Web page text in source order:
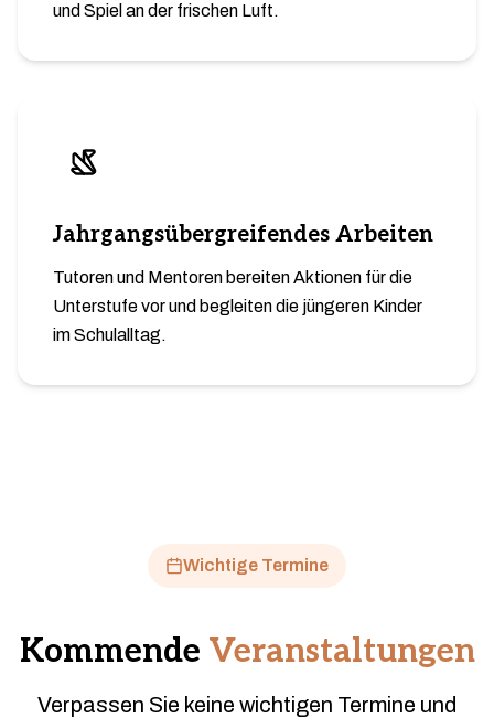
und Spiel an der frischen Luft.
Jahrgangsübergreifendes Arbeiten
Tutoren und Mentoren bereiten Aktionen für die
Unterstufe vor und begleiten die jüngeren Kinder
im Schulalltag.
Wichtige Termine
Kommende Veranstaltungen
Verpassen Sie keine wichtigen Termine und